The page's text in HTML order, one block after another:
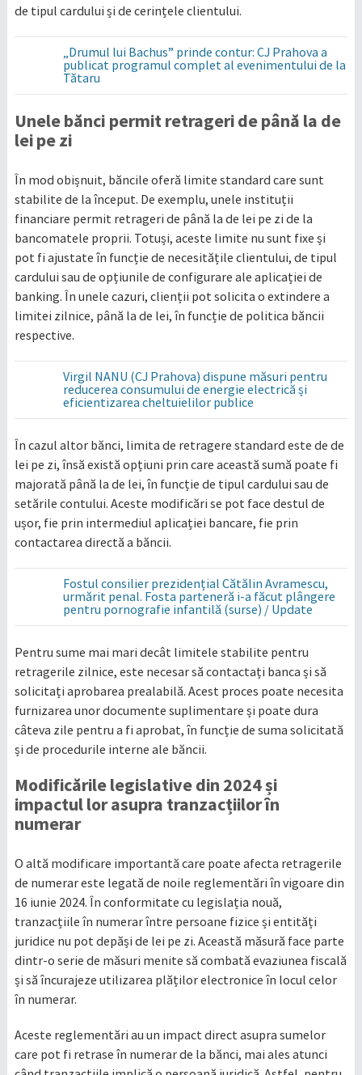
de tipul cardului și de cerințele clientului.
„Drumul lui Bachus” prinde contur: CJ Prahova a
publicat programul complet al evenimentului de la
Tătaru
Unele bănci permit retrageri de până la de
lei pe zi
În mod obișnuit, băncile oferă limite standard care sunt
stabilite de la început. De exemplu, unele instituții
financiare permit retrageri de până la de lei pe zi de la
bancomatele proprii. Totuși, aceste limite nu sunt fixe și
pot fi ajustate în funcție de necesitățile clientului, de tipul
cardului sau de opțiunile de configurare ale aplicației de
banking. În unele cazuri, clienții pot solicita o extindere a
limitei zilnice, până la de lei, în funcție de politica băncii
respective.
Virgil NANU (CJ Prahova) dispune măsuri pentru
reducerea consumului de energie electrică și
eficientizarea cheltuielilor publice
În cazul altor bănci, limita de retragere standard este de de
lei pe zi, însă există opțiuni prin care această sumă poate fi
majorată până la de lei, în funcție de tipul cardului sau de
setările contului. Aceste modificări se pot face destul de
ușor, fie prin intermediul aplicației bancare, fie prin
contactarea directă a băncii.
Fostul consilier prezidențial Cătălin Avramescu,
urmărit penal. Fosta parteneră i-a făcut plângere
pentru pornografie infantilă (surse) / Update
Pentru sume mai mari decât limitele stabilite pentru
retragerile zilnice, este necesar să contactați banca și să
solicitați aprobarea prealabilă. Acest proces poate necesita
furnizarea unor documente suplimentare și poate dura
câteva zile pentru a fi aprobat, în funcție de suma solicitată
și de procedurile interne ale băncii.
Modificările legislative din 2024 și
impactul lor asupra tranzacțiilor în
numerar
O altă modificare importantă care poate afecta retragerile
de numerar este legată de noile reglementări în vigoare din
16 iunie 2024. În conformitate cu legislația nouă,
tranzacțiile în numerar între persoane fizice și entități
juridice nu pot depăși de lei pe zi. Această măsură face parte
dintr-o serie de măsuri menite să combată evaziunea fiscală
și să încurajeze utilizarea plăților electronice în locul celor
în numerar.
Aceste reglementări au un impact direct asupra sumelor
care pot fi retrase în numerar de la bănci, mai ales atunci